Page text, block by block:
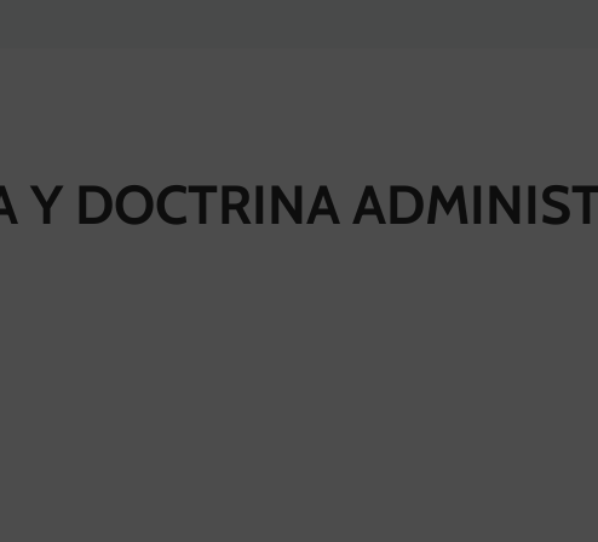
Y DOCTRINA